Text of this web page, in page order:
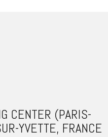
CENTER (PARIS-
YVETTE, FRANCE